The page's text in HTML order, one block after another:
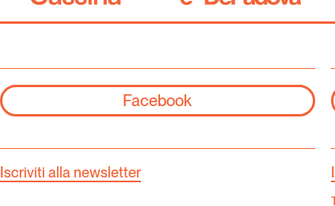
Facebook
Iscriviti alla newsletter